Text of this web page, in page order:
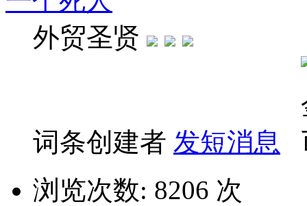
外贸圣贤
词条创建者 发短消息
浏览次数: 8206 次